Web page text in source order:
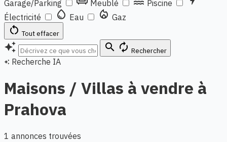
Garage/Parking Meublé Piscine
Électricité water_drop Eau local_fire_department Gaz
restart_alt Tout effacer
auto_awesome search autorenew Rechercher
auto_awesome Recherche IA
Maisons / Villas à vendre à
Prahova
1 annonces trouvées